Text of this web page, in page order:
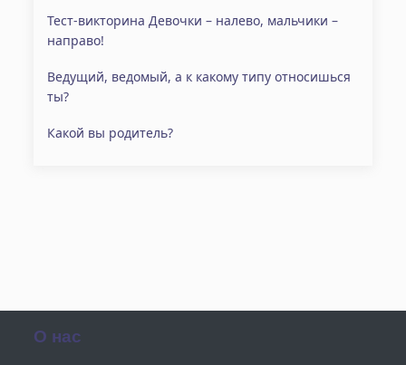
Тест-викторина Девочки – налево, мальчики –
направо!
Ведущий, ведомый, а к какому типу относишься
ты?
Какой вы родитель?
О нас